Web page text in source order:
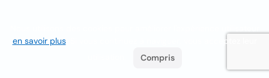
en savoir plus. Si vous continuez à naviguer, vous acceptez leur
Compris